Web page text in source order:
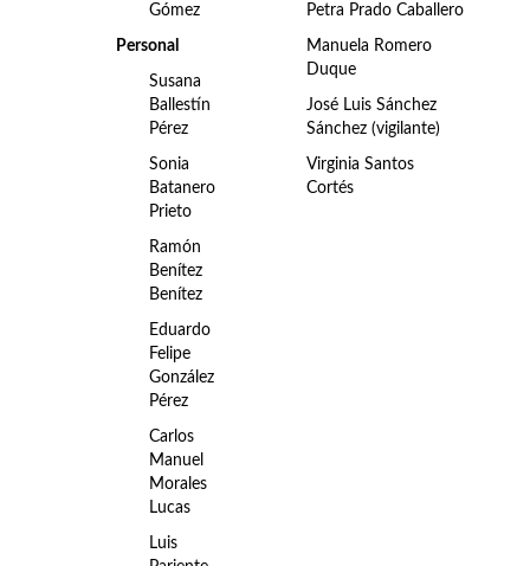
Gómez
Personal
Susana
Ballestín
Pérez
Sonia
Batanero
Prieto
Ramón
Benítez
Benítez
Eduardo
Felipe
González
Pérez
Carlos
Manuel
Morales
Lucas
Luis
Petra Prado Caballero
Manuela Romero
Duque
José Luis Sánchez
Sánchez (vigilante)
Virginia Santos
Cortés